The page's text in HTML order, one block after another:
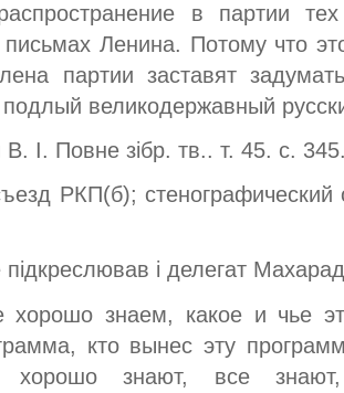
в партии
Ленина. Потому что
партии заставят
подлый великодержавный
В. І. Повне зібр. тв.. т. 45. с.
РКП(б);
і делегат
знаем, какое и чье
кто вынес эту
хорошо знают, все